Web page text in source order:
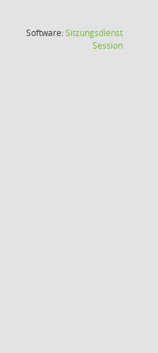
Software:Sitzungsdienst
Session(Wird in